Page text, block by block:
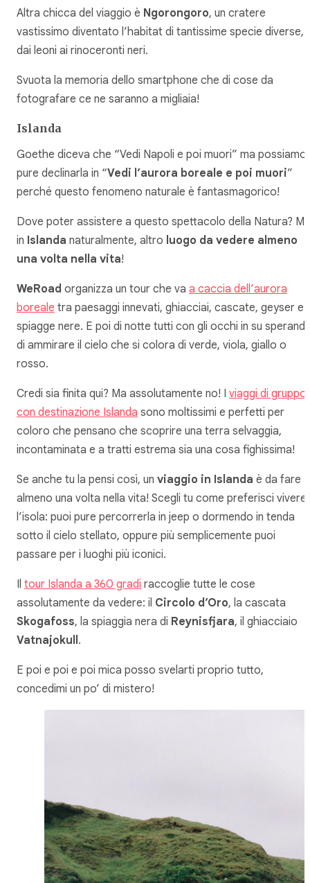
Altra chicca del viaggio è Ngorongoro, un cratere
vastissimo diventato l’habitat di tantissime specie diverse,
dai leoni ai rinoceronti neri.
Svuota la memoria dello smartphone che di cose da
fotografare ce ne saranno a migliaia!
Islanda
Goethe diceva che “Vedi Napoli e poi muori” ma possiamo
pure declinarla in “Vedi l’aurora boreale e poi muori”
perché questo fenomeno naturale è fantasmagorico!
Dove poter assistere a questo spettacolo della Natura? Ma
in Islanda naturalmente, altro luogo da vedere almeno
una volta nella vita!
WeRoad organizza un tour che va a caccia dell’aurora
boreale tra paesaggi innevati, ghiacciai, cascate, geyser e
spiagge nere. E poi di notte tutti con gli occhi in su
di ammirare il cielo che si colora di verde, viola, giallo o
rosso.
Credi sia finita qui? Ma assolutamente no! I viaggi di gruppo
con destinazione Islanda sono moltissimi e perfetti per
coloro che pensano che scoprire una terra selvaggia,
incontaminata e a tratti estrema sia una cosa fighissima!
Se anche tu la pensi così, un viaggio in Islanda è da fare
almeno una volta nella vita! Scegli tu come preferisci vivere
l’isola: puoi pure percorrerla in jeep o dormendo in tenda
sotto il cielo stellato, oppure più semplicemente puoi
passare per i luoghi più iconici.
Il tour Islanda a 360 gradi raccoglie tutte le cose
assolutamente da vedere: il Circolo d’Oro, la cascata
Skogafoss, la spiaggia nera di Reynisfjara, il ghiacciaio
Vatnajokull.
E poi e poi e poi mica posso svelarti proprio tutto,
concedimi un po’ di mistero!